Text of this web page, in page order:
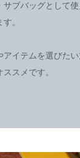
サブバッグとして
。
アイテムを選びた
スメです。